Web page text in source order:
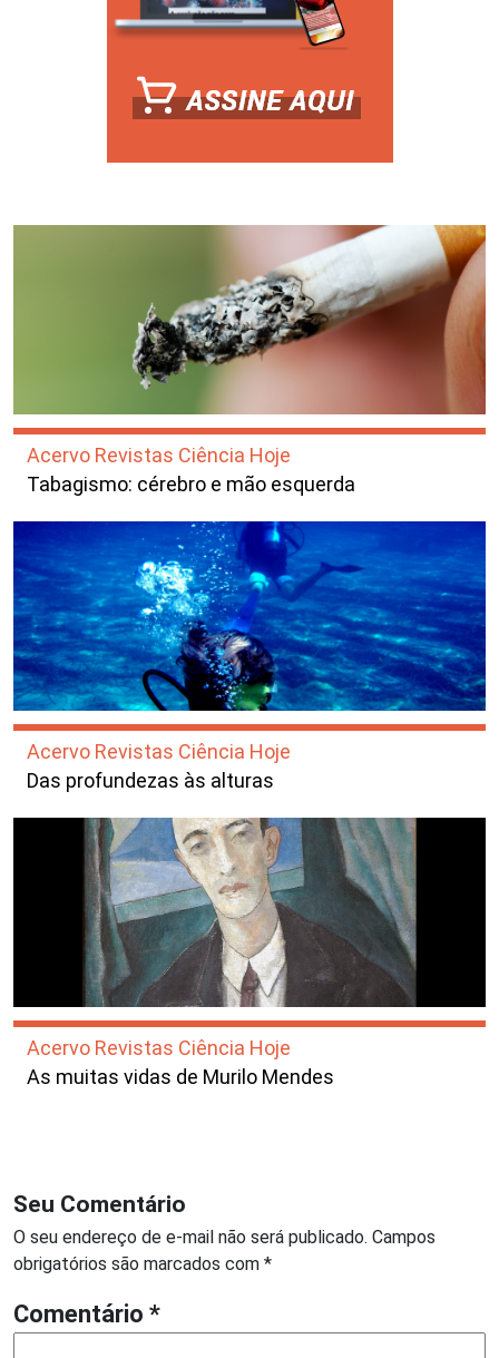
Acervo Revistas Ciência Hoje
Tabagismo: cérebro e mão esquerda
Acervo Revistas Ciência Hoje
Das profundezas às alturas
Acervo Revistas Ciência Hoje
As muitas vidas de Murilo Mendes
Seu Comentário
O seu endereço de e-mail não será publicado. Campos
obrigatórios são marcados com *
Comentário *